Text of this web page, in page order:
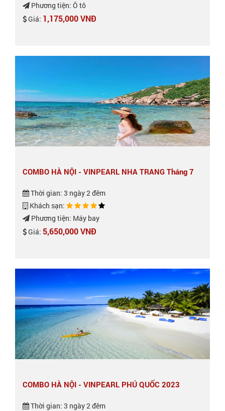
Phương tiện: Ô tô
Giá: 1,175,000 VNĐ
COMBO HÀ NỘI - VINPEARL NHA TRANG Tháng 7
Thời gian: 3 ngày 2 đêm
Khách sạn:
Phương tiện: Máy bay
Giá: 5,650,000 VNĐ
COMBO HÀ NỘI - VINPEARL PHÚ QUỐC 2023
Thời gian: 3 ngày 2 đêm